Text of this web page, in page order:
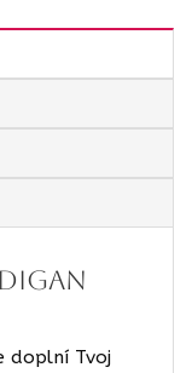
doplní Tvoj